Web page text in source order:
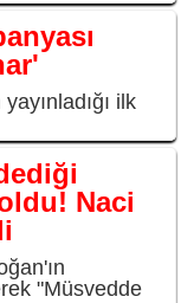
ilk
Naci
"Müsvedde